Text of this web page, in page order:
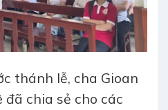
thánh lễ, cha Gioan
đã chia sẻ cho các